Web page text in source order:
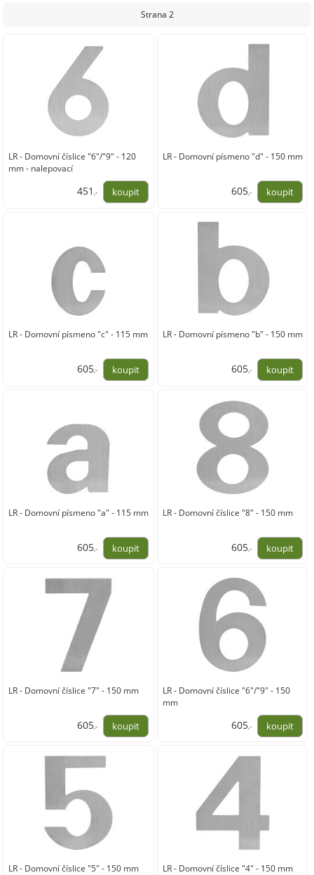
Strana 2
LR - Domovní číslice "6"/"9" - 120
mm - nalepovací
451,-
LR - Domovní písmeno "d" - 150 mm
605,-
LR - Domovní písmeno "c" - 115 mm
605,-
LR - Domovní písmeno "b" - 150 mm
605,-
LR - Domovní písmeno "a" - 115 mm
605,-
LR - Domovní číslice "8" - 150 mm
605,-
LR - Domovní číslice "7" - 150 mm
605,-
LR - Domovní číslice "6"/"9" - 150
mm
605,-
LR - Domovní číslice "5" - 150 mm LR - Domovní číslice "4" - 150 mm